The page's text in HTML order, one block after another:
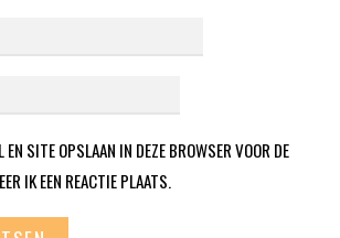
SITE OPSLAAN IN DEZE BROWSER VOOR DE
IK EEN REACTIE PLAATS.